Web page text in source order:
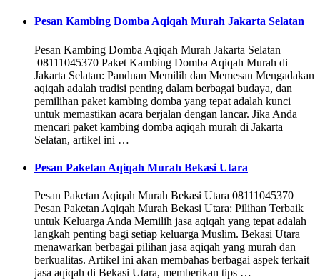
Pesan Kambing Domba Aqiqah Murah Jakarta Selatan
Pesan Kambing Domba Aqiqah Murah Jakarta Selatan
08111045370 Paket Kambing Domba Aqiqah Murah di
Jakarta Selatan: Panduan Memilih dan Memesan Mengadakan
aqiqah adalah tradisi penting dalam berbagai budaya, dan
pemilihan paket kambing domba yang tepat adalah kunci
untuk memastikan acara berjalan dengan lancar. Jika Anda
mencari paket kambing domba aqiqah murah di Jakarta
Selatan, artikel ini …
Pesan Paketan Aqiqah Murah Bekasi Utara
Pesan Paketan Aqiqah Murah Bekasi Utara 08111045370
Pesan Paketan Aqiqah Murah Bekasi Utara: Pilihan Terbaik
untuk Keluarga Anda Memilih jasa aqiqah yang tepat adalah
langkah penting bagi setiap keluarga Muslim. Bekasi Utara
menawarkan berbagai pilihan jasa aqiqah yang murah dan
berkualitas. Artikel ini akan membahas berbagai aspek terkait
jasa aqiqah di Bekasi Utara, memberikan tips …